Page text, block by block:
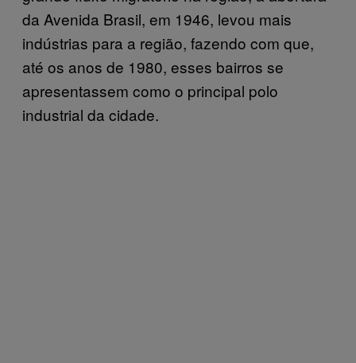
da Avenida Brasil, em 1946, levou mais
indústrias para a região, fazendo com que,
até os anos de 1980, esses bairros se
apresentassem como o principal polo
industrial da cidade.